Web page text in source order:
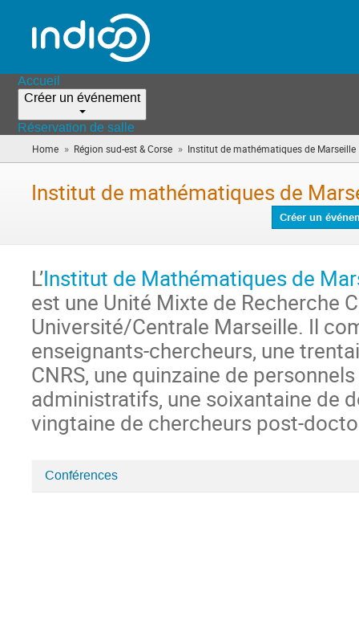
Accueil
Créer un événement
Réservation de salle
Home » Région sud-est & Corse » Institut de mathématiques de Marseille
Institut de mathématiques de
Créer un
L’Institut de Mathématiques de
est une Unité Mixte de Recherche
Université/Centrale Marseille. Il
enseignants-chercheurs, une
CNRS, une quinzaine de
administratifs, une soixantaine de
vingtaine de chercheurs post-
Catégories
Conférences